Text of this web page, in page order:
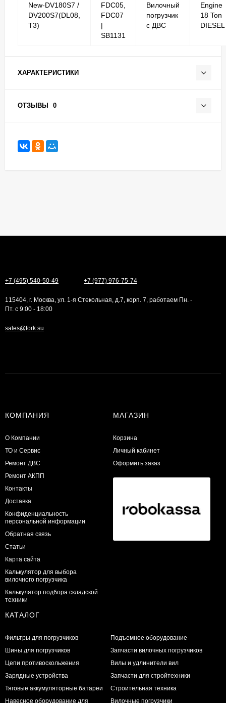
New-DV180S7 /
DV200S7(DL08,
T3)
FDC05,
FDC07
|
SB1131
Вилочный
погрузчик
с ДВС
Engine
18 Ton
DIESEL
ХАРАКТЕРИСТИКИ
ОТЗЫВЫ 0
+7 (495) 540-50-49 +7 (977) 976-75-74
115404, г. Москва, ул. 1-я Стекольная, д.7, корп. 7, работаем Пн. -
Пт. с 9:00 - 18:00
sales@fork.su
КОМПАНИЯ
О Компании
ТО и Сервис
​Ремонт ДВС
Ремонт АКПП
Контакты
Доставка
Конфиденциальность
персональной информации
Обратная связь
Статьи
Карта сайта
Калькулятор для выбора
вилочного погрузчика
Калькулятор подбора складской
техники
МАГАЗИН
Корзина
Личный кабинет
Оформить заказ
КАТАЛОГ
Фильтры для погрузчиков
Шины для погрузчиков
Цепи противоскольжения
Зарядные устройства
Тяговые аккумуляторные батареи
Навесное оборудование для
Подъемное оборудование
Запчасти вилочных погрузчиков
Вилы и удлинители вил
Запчасти для стройтехники
Строительная техника
Вилочные погрузчики